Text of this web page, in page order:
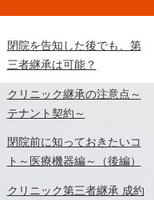
閉院を告知した後でも、第
三者継承は可能？
クリニック継承の注意点～
テナント契約～
閉院前に知っておきたいコ
ト～医療機器編～（後編）
クリニック第三者継承 成約